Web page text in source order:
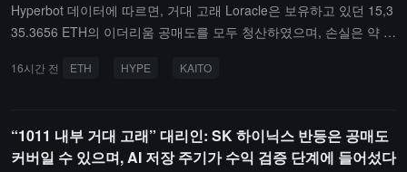
Hyperbot 데이터에 따르면, 거대 고래 Loracle은 보유하고 있던 15,3
35.3656 ETH의 이더리움 공매도를 모두 청산하였으며, 손실은 약 9
하고 있으며, 전체 포지션의 잠재적 손실은 약 49.1만 달러, 투자 수
배 레버리지 KAITO 공매도, 포지션 보유 701,405 KAITO, 현재 잠재
적 이익 약 30.3만 달러; 3. 5배 레버리지 XMR 공매도, 포지션 보유 5
16시간 전 ETH HYPE KAITO
“1011 내부 거대 고래” 대리인: SK 하이닉스 반등은 공매도
커버일 수 있으며, AI 저장 주기가 수익 검증 단계에 들어섰다